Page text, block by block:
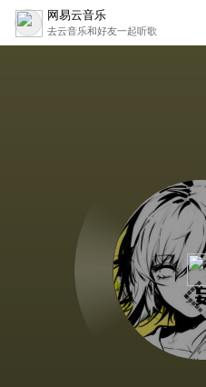
网易云音乐
去云音乐和好友一起听歌